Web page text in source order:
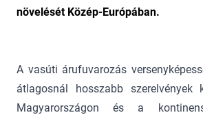
növelését Közép-Európában.
A vasúti árufuvarozás
átlagosnál hosszabb szerelvények
Magyarországon és a